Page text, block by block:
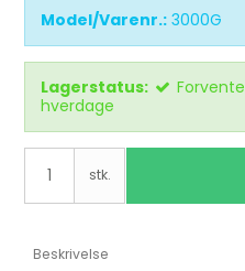
Model/Varenr.: 3000G
Lagerstatus:
hverdage
stk.
Beskrivelse